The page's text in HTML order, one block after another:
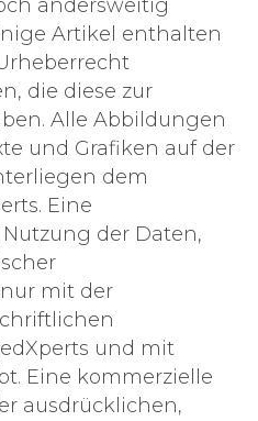
andersweitig
Artikel enthalten
die diese zur
Alle Abbildungen
und Grafiken auf der
dem
Eine
der Daten,
mit der
und mit
Eine kommerzielle
ausdrücklichen,